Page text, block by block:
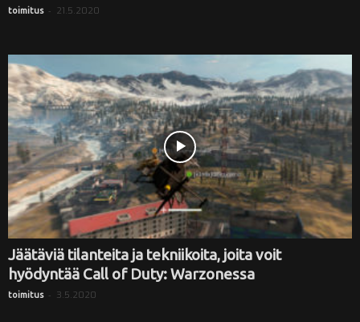
toimitus - 21.5.2020
Jäätäviä tilanteita ja tekniikoita, joita voit
hyödyntää Call of Duty: Warzonessa
toimitus - 3.5.2020